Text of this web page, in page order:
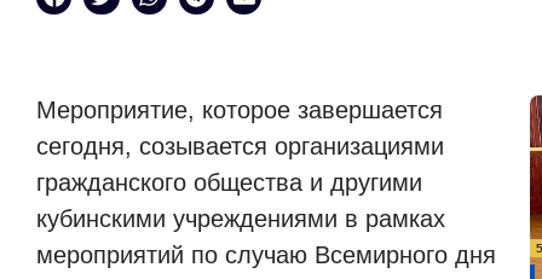
Мероприятие, которое завершается
сегодня, созывается организациями
гражданского общества и другими
кубинскими учреждениями в рамках
мероприятий по случаю Всемирного дня